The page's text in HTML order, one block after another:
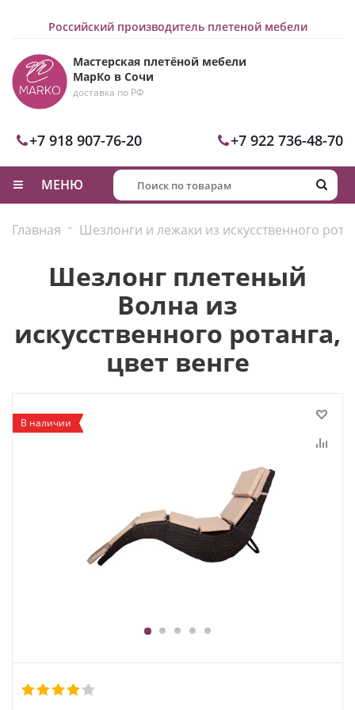
Российский производитель плетеной мебели
Мастерская плетёной мебели
МарКо в Сочи
доставка по РФ
+7 918 907-76-20 +7 922 736-48-70
МЕНЮ
Главная - Шезлонги и лежаки из искусственного
Шезлонг плетеный
Волна из
искусственного ротанга,
цвет венге
В наличии
1 2 3 4 5